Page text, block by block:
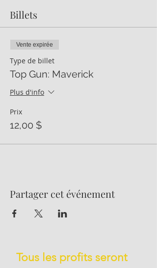
Billets
Vente expirée
Type de billet
Top Gun: Maverick
Plus d'info
Prix
12,00 $
Partager cet événement
Tous les profits seront